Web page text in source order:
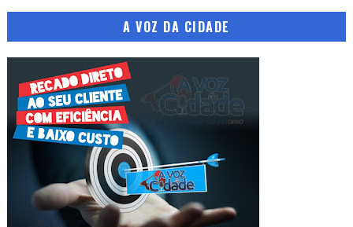
A VOZ DA CIDADE